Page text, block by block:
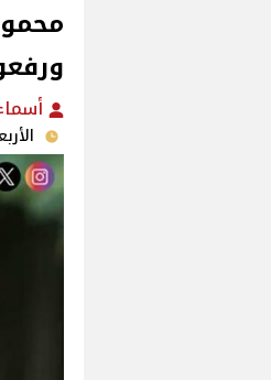
الأربعاء 08/